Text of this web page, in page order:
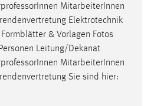
MitarbeiterInnen
Elektrotechnik
& Vorlagen Fotos
Leitung/Dekanat
MitarbeiterInnen
Sie sind hier: